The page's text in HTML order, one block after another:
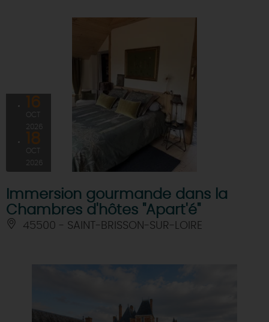
16
OCT
2026
18
OCT
2026
Immersion gourmande dans la
Chambres d'hôtes "Apart'é"
45500 - SAINT-BRISSON-SUR-LOIRE